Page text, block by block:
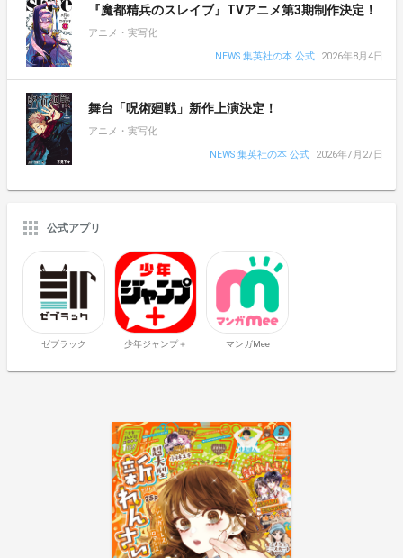
『魔都精兵のスレイブ』TVアニメ第3期制作決定！
アニメ・実写化
NEWS 集英社の本 公式
2026年8月4日
舞台「呪術廻戦」新作上演決定！
アニメ・実写化
NEWS 集英社の本 公式
2026年7月27日
公式アプリ
ゼブラック 少年ジャンプ＋ マンガMee